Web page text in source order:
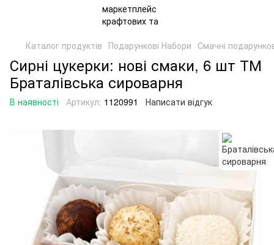
Каталог продуктів Подарункові Набори Смачні
Сирні цукерки: нові смаки, 6 шт ТМ
Браталівська сироварня
В наявності Артикул: 1120991 Написати відгук